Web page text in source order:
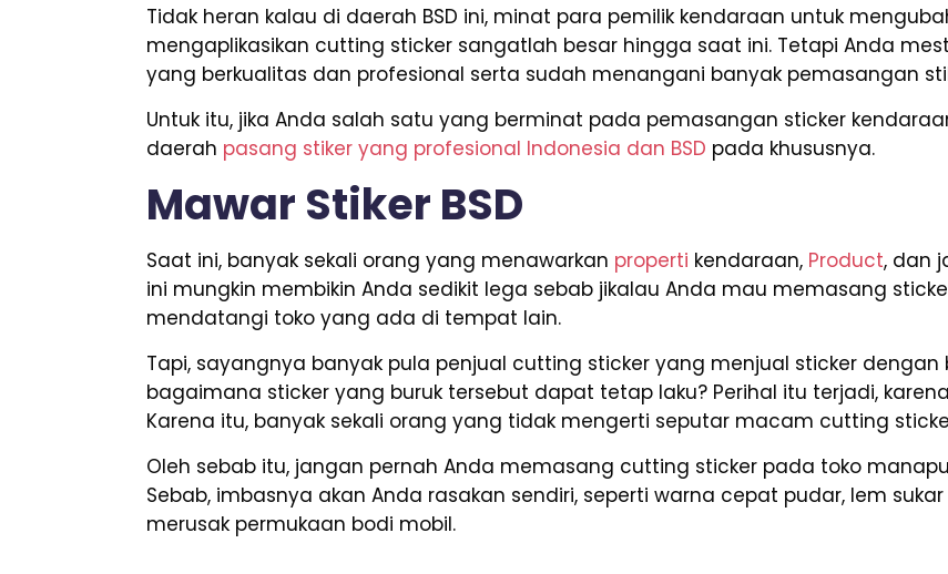
Tidak heran kalau di daerah BSD ini, minat para pemilik kendaraan untuk
mengaplikasikan cutting sticker sangatlah besar hingga saat ini. Tetapi Anda
yang berkualitas dan profesional serta sudah menangani banyak pemasangan
Untuk itu, jika Anda salah satu yang berminat pada pemasangan sticker
daerah pasang stiker yang profesional Indonesia dan BSD pada khususnya.
Mawar Stiker BSD
Saat ini, banyak sekali orang yang menawarkan properti kendaraan, Product, dan
ini mungkin membikin Anda sedikit lega sebab jikalau Anda mau memasang
mendatangi toko yang ada di tempat lain.
Tapi, sayangnya banyak pula penjual cutting sticker yang menjual sticker dengan
bagaimana sticker yang buruk tersebut dapat tetap laku? Perihal itu terjadi,
Karena itu, banyak sekali orang yang tidak mengerti seputar macam cutting
Oleh sebab itu, jangan pernah Anda memasang cutting sticker pada toko
Sebab, imbasnya akan Anda rasakan sendiri, seperti warna cepat pudar, lem
merusak permukaan bodi mobil.